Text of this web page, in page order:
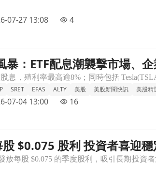
07-27 13:08 4
車文章頁
暴：ETF配息潮襲擊市場、
SRET EFAS ALTY 美股 美股新聞快訊 美股精
07-04 13:00 16
章頁
$0.075 股利 投資者喜迎穩